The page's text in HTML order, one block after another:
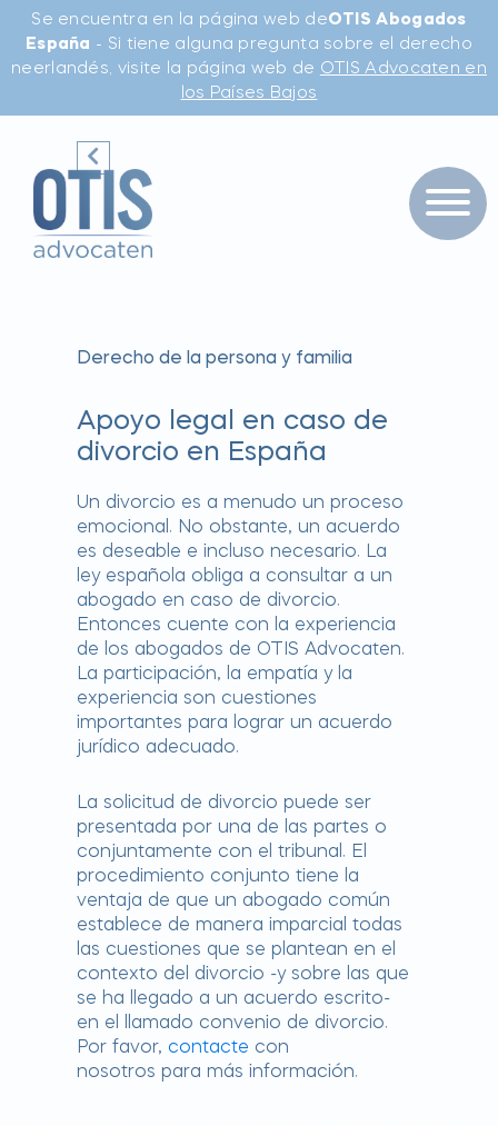
Se encuentra en la página web deOTIS Abogados
España - Si tiene alguna pregunta sobre el derecho
neerlandés, visite la página web de OTIS Advocaten en
los Países Bajos
Derecho de la persona y familia
Apoyo legal en caso de
divorcio en España
Un divorcio es a menudo un proceso
emocional. No obstante, un acuerdo
es deseable e incluso necesario. La
ley española obliga a consultar a un
abogado en caso de divorcio.
Entonces cuente con la experiencia
de los abogados de OTIS Advocaten.
La participación, la empatía y la
experiencia son cuestiones
importantes para lograr un acuerdo
jurídico adecuado.
La solicitud de divorcio puede ser
presentada por una de las partes o
conjuntamente con el tribunal. El
procedimiento conjunto tiene la
ventaja de que un abogado común
establece de manera imparcial todas
las cuestiones que se plantean en el
contexto del divorcio -y sobre las que
se ha llegado a un acuerdo escrito-
en el llamado convenio de divorcio.
Por favor, contacte con
nosotros para más información.